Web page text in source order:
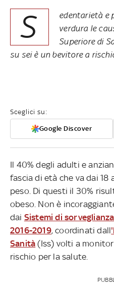
S
edentarietà e
verdura le
Superiore di
su sei è un bevitore a
Sceglici su:
Google Discover
Il 40% degli adulti e
fascia di età che va dai 18
peso. Di questi il 30%
obeso. Non è
dai Sistemi di
2016-2019, coordinati dall
Sanità (Iss) volti a
rischio per la salute.